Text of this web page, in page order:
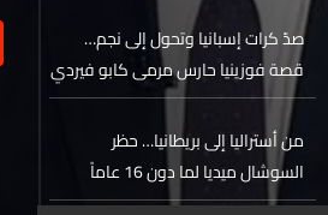
صدّ كرات إسبانيا وتحول إلى نجم…
قصة فوزينيا حارس مرمى كابو فيردي
من أستراليا إلى بريطانيا… حظر
السوشال ميديا لما دون 16 عاماً